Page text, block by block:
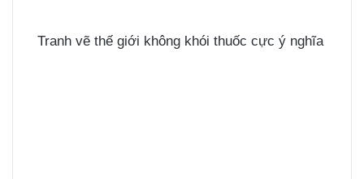
Tranh vẽ thế giới không khói thuốc cực ý nghĩa